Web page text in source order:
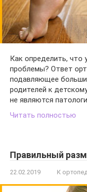
Как определить, что
проблемы? Ответ
подавляющее
родителей к
не являются
Читать полностью
Правильный
22.02.2019 К